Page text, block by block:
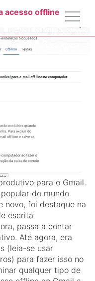
acesso offline
para o Gmail.
do mundo
novo, foi destaque na
escrita
passa a contar
Até agora, era
(leia-se usar
para fazer isso no
qualquer tipo de